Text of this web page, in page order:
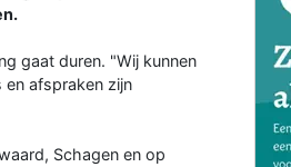
gaat duren. "Wij kunnen
afspraken zijn
Schagen en op